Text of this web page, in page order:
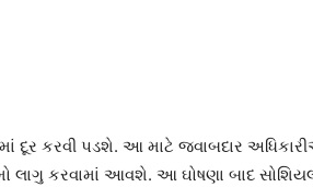
દૂર કરવી પડશે. આ માટે જવાબદાર
કરવામાં આવશે. આ ઘોષણા બાદ સોશિયલ